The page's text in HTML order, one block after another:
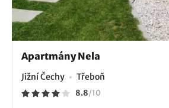
Apartmány Nela
Jižní Čechy Třeboň
8.8/10